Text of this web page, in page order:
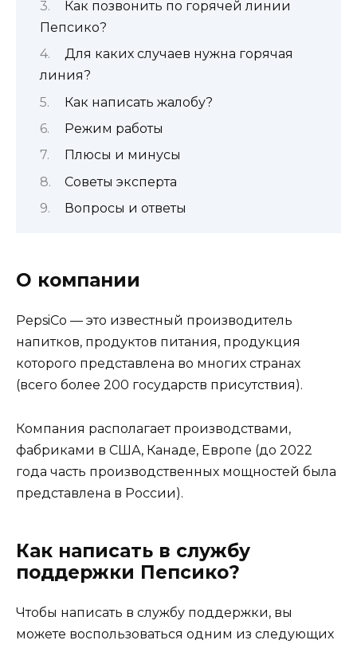
Как позвонить по горячей линии
Пепсико?
Для каких случаев нужна горячая
линия?
Как написать жалобу?
Режим работы
Плюсы и минусы
Советы эксперта
Вопросы и ответы
О компании
PepsiCo — это известный производитель
напитков, продуктов питания, продукция
которого представлена во многих странах
(всего более 200 государств присутствия).
Компания располагает производствами,
фабриками в США, Канаде, Европе (до 2022
года часть производственных мощностей была
представлена в России).
Как написать в службу
поддержки Пепсико?
Чтобы написать в службу поддержки, вы
можете воспользоваться одним из следующих